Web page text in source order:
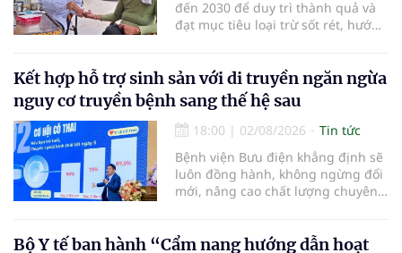
an toàn thực phẩm trong giai đoạn
mới.
đến 2030 để duy trì thành quả và
đạt mục tiêu loại trừ sốt rét, hướng
Kết hợp hỗ trợ sinh sản với di truyền ngăn ngừa
nguy cơ truyền bệnh sang thế hệ sau
18:00 | 02/08/2026
Tin tức
Bệnh viện Bưu điện khẳng định sẽ
luôn đồng hành, không ngừng đổi
mới, nâng cao chất lượng chuyên
thành “có thể”, giúp ngày càng
Bộ Y tế ban hành “Cẩm nang hướng dẫn hoạt